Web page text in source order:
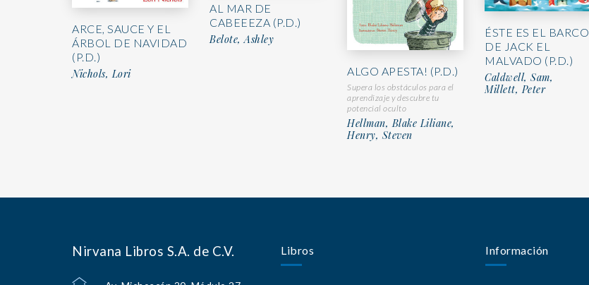
ARCE, SAUCE Y EL
ÁRBOL DE NAVIDAD
(P.D.)
Nichols, Lori
AL MAR DE
CABEEEZA (P.D.)
Belote, Ashley
ALGO APESTA! (P.D.)
Supera los obstáculos para el
aprendizaje y descubre tu
potencial oculto
Hellman, Blake Liliane,
Henry, Steven
ÉSTE ES EL BARCO
DE JACK EL
MALVADO (P.D.)
Caldwell, Sam,
Millett, Peter
Nirvana Libros S.A. de C.V. Libros Información